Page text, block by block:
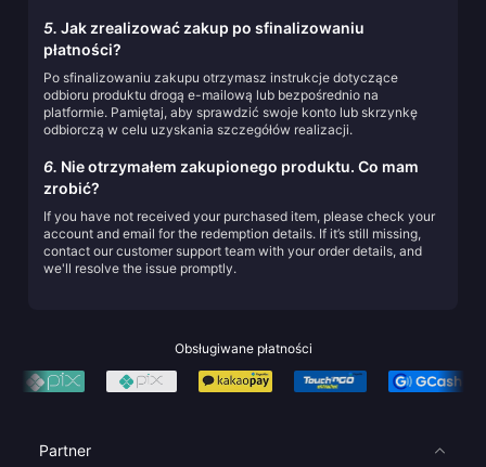
5. Jak zrealizować zakup po sfinalizowaniu
płatności?
Po sfinalizowaniu zakupu otrzymasz instrukcje dotyczące
odbioru produktu drogą e-mailową lub bezpośrednio na
platformie. Pamiętaj, aby sprawdzić swoje konto lub skrzynkę
odbiorczą w celu uzyskania szczegółów realizacji.
6. Nie otrzymałem zakupionego produktu. Co mam
zrobić?
If you have not received your purchased item, please check your
account and email for the redemption details. If it’s still missing,
contact our customer support team with your order details, and
we'll resolve the issue promptly.
Obsługiwane płatności
Partner